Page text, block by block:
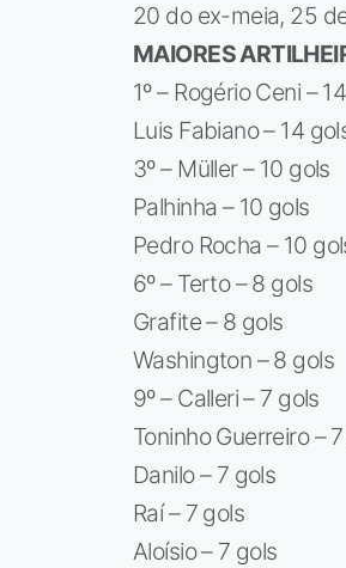
20 do ex-meia, 25
MAIORES
1º – Rogério Ceni –
Luis Fabiano – 14
3º – Müller – 10 gols
Palhinha – 10 gols
Pedro Rocha – 10
6º – Terto – 8 gols
Grafite – 8 gols
Washington – 8 gols
9º – Calleri – 7 gols
Toninho Guerreiro –
Danilo – 7 gols
Raí – 7 gols
Aloísio – 7 gols